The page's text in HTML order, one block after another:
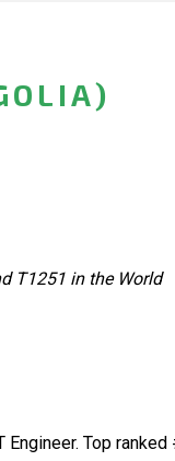
T1251 in the World
Top